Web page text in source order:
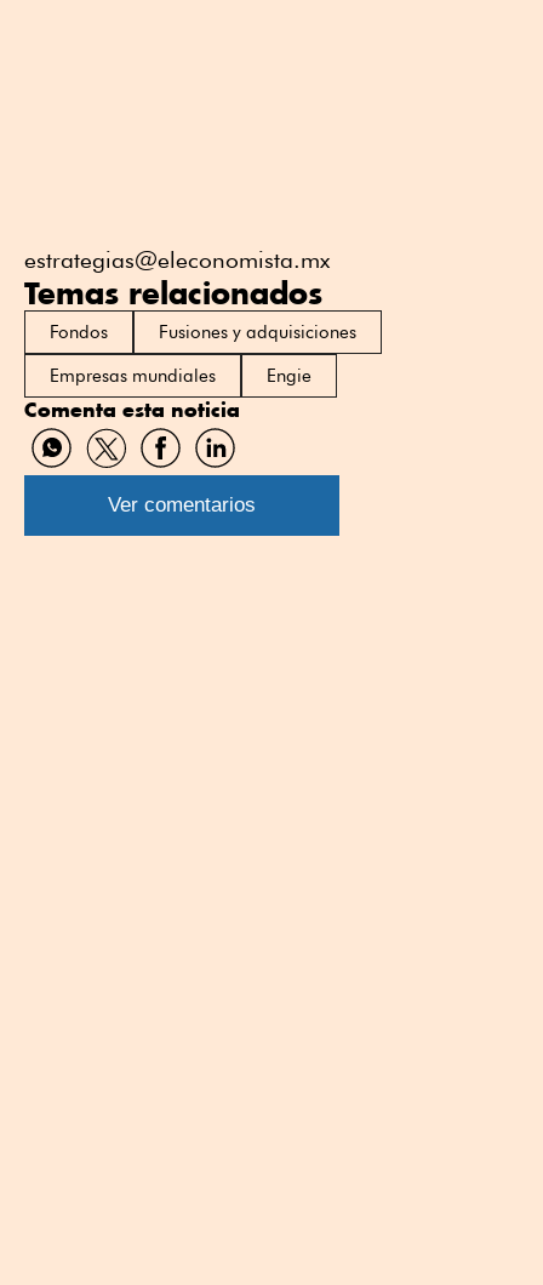
estrategias@eleconomista.mx
Temas relacionados
Fondos
Fusiones y adquisiciones
Empresas mundiales
Engie
Comenta esta noticia
Compartir
por
WhatsApp
Compartir
por
Twitter
Compartir
por
Facebook
Compartir
por
Linkedin
Ver comentarios